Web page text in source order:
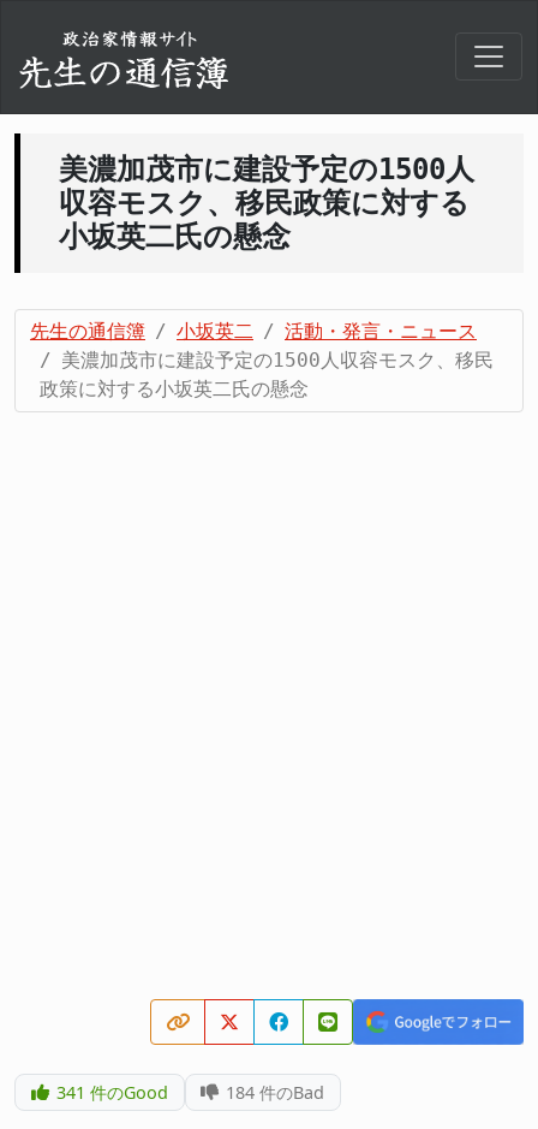
美濃加茂市に建設予定の1500人
収容モスク、移民政策に対する
小坂英二氏の懸念
先生の通信簿 小坂英二
活動・発言・ニュース
美濃加茂市に建設予定の1500人収容モスク、移民
政策に対する小坂英二氏の懸念
341 件のGood 184 件のBad